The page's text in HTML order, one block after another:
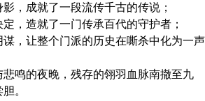
成就了一段流传千古的传说；
造就了一门传承百代的守护者；
让整个门派的历史在嘶杀中化为一声
的夜晚，残存的翎羽血脉南撤至九
。